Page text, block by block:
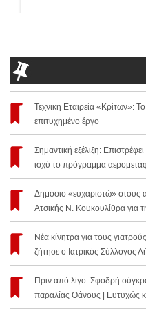
Τεχνική Εταιρεία «Κρίτων»:
επιτυχημένο έργο
Σημαντική εξέλιξη:
ισχύ το πρόγραμμα
Δημόσιο «ευχαριστώ» στους
Ατσικής Ν. Κουκουλίθρα για
Νέα κίνητρα για τους
ζήτησε ο Ιατρικός Σύλλογος
Πριν από λίγο: Σφοδρή
παραλίας Θάνους | Ευτυχώς